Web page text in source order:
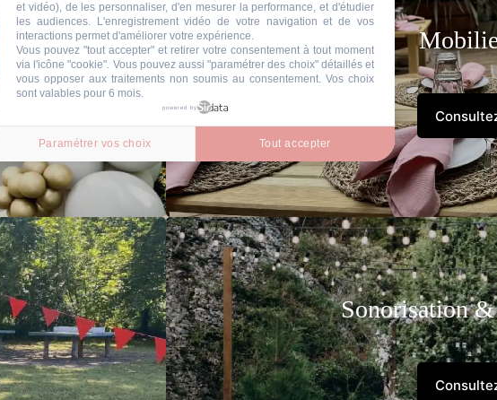
Sonorisation
et vidéo), de les personnaliser, d'en mesurer la performance, et d'étudier
les audiences. L'enregistrement vidéo de votre navigation et de vos
interactions permet d'améliorer votre expérience.
Vous pouvez "tout accepter" et retirer votre consentement à tout moment
via l'icône "cookie". Vous pouvez aussi "paramétrer des choix" détaillés et
vous opposer aux traitements non soumis au consentement. Vos choix
sont valables pour 6 mois.
powered by
Paramétrer vos choix Tout accepter